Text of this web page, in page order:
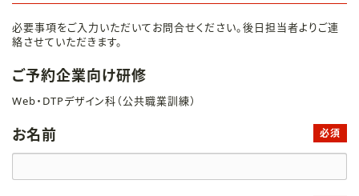
必要事項をご入力いただいてお問合せください。後日担当者よりご連
絡させていただきます。
ご予約企業向け研修
Web・DTPデザイン科（公共職業訓練）
お名前 必須